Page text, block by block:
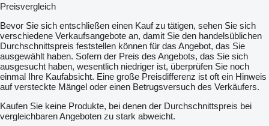
Preisvergleich
Bevor Sie sich entschließen einen Kauf zu tätigen, sehen Sie sich
verschiedene Verkaufsangebote an, damit Sie den handelsüblichen
Durchschnittspreis feststellen können für das Angebot, das Sie
ausgewählt haben. Sofern der Preis des Angebots, das Sie sich
ausgesucht haben, wesentlich niedriger ist, überprüfen Sie noch
einmal Ihre Kaufabsicht. Eine große Preisdifferenz ist oft ein Hinweis
auf versteckte Mängel oder einen Betrugsversuch des Verkäufers.
Kaufen Sie keine Produkte, bei denen der Durchschnittspreis bei
vergleichbaren Angeboten zu stark abweicht.